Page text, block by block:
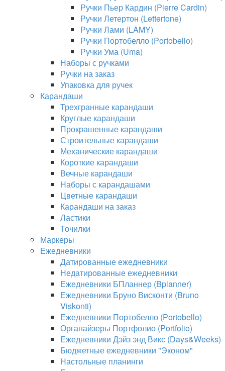
Ручки Пьер Кардин (Pierre Cardin)
Ручки Летертон (Lettertone)
Ручки Лами (LAMY)
Ручки Портобелло (Portobello)
Ручки Ума (Uma)
Наборы с ручками
Ручки на заказ
Упаковка для ручек
Карандаши
Трехгранные карандаши
Круглые карандаши
Прокрашенные карандаши
Строительные карандаши
Механические карандаши
Короткие карандаши
Вечные карандаши
Наборы с карандашами
Цветные карандаши
Карандаши на заказ
Ластики
Точилки
Маркеры
Ежедневники
Датированные ежедневники
Недатированные ежедневники
Ежедневники БПланнер (Bplanner)
Ежедневники Бруно Висконти (Bruno
Viskonti)
Ежедневники Портобелло (Portobello)
Органайзеры Портфолио (Portfolio)
Ежедневники Дэйз энд Викс (Days&Weeks)
Бюджетные ежедневники "Эконом"
Настольные планинги